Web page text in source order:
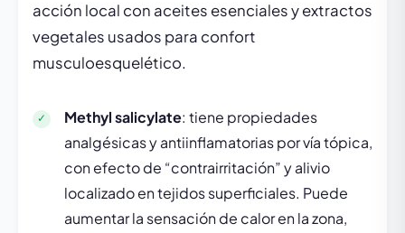
acción local con aceites esenciales y extractos
vegetales usados para confort
musculoesquelético.
Methyl salicylate: tiene propiedades
analgésicas y antiinflamatorias por vía tópica,
con efecto de “contrairritación” y alivio
localizado en tejidos superficiales. Puede
aumentar la sensación de calor en la zona,